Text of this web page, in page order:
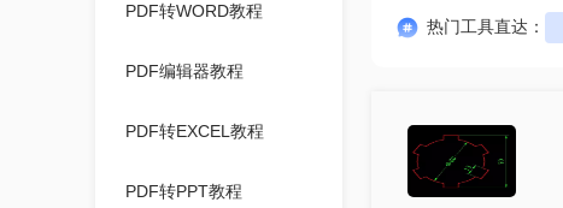
热门工具直达：
PDF转WORD教程
PDF编辑器教程
PDF转EXCEL教程
PDF转PPT教程